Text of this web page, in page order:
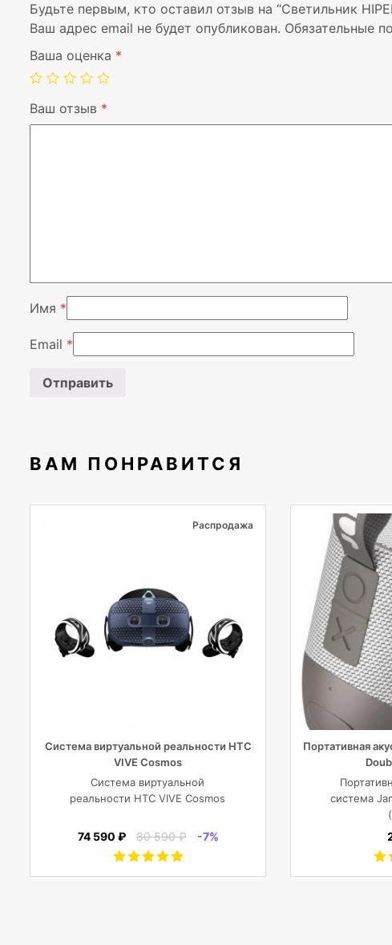
Будьте первым, кто оставил отзыв на “Светильник
Ваш адрес email не будет опубликован. Обязательные
Ваша оценка *
Ваш отзыв *
Имя *
Email *
ВАМ ПОНРАВИТСЯ
Система виртуальной реальности HTC
VIVE Cosmos
Система виртуальной
реальности HTC VIVE Cosmos
74 590 ₽ 80 590 ₽ -7%
Распродажа
Портативная
система